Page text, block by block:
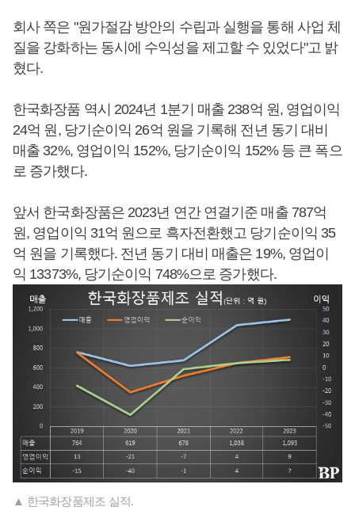
회사 쪽은 "원가절감 방안의 수립과 실행을 통해 사업 체
질을 강화하는 동시에 수익성을 제고할 수 있었다"고 밝
혔다.
한국화장품 역시 2024년 1분기 매출 238억 원, 영업이익
24억 원, 당기순이익 26억 원을 기록해 전년 동기 대비
매출 32%, 영업이익 152%, 당기순이익 152% 등 큰 폭으
로 증가했다.
앞서 한국화장품은 2023년 연간 연결기준 매출 787억
원, 영업이익 31억 원으로 흑자전환했고 당기순이익 35
억 원을 기록했다. 전년 동기 대비 매출은 19%, 영업이
익 13373%, 당기순이익 748%으로 증가했다.
▲ 한국화장품제조 실적.